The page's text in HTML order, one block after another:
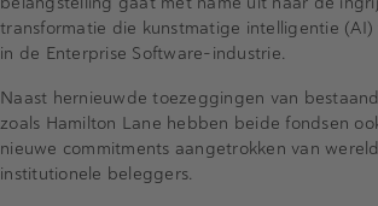
transformatie die kunstmatige intelligentie
in de Enterprise Software-industrie.
Naast hernieuwde toezeggingen van
zoals Hamilton Lane hebben beide fondsen
nieuwe commitments aangetrokken van
institutionele beleggers.